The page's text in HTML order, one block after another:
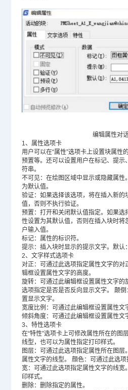
编辑属性对
1、属性选项卡
用户可以在“属性”选项卡上设置块属性
预置等。还可以设置用户在标记、提示
符串。
不可见：在绘图区域中显示或隐藏属性
为默认值。
验证：如果选择该选项，将在插入新的
值，否则不执行验证。
预置：打开和关闭默认值指定。如果选
性设置为其默认值，否则在插入块时将
户输入值。
标记：属性的标识符。
提示：插入块时显示的提示文字。默认
2、文字样式选项卡
对正：可通过此选项指定属性文字的对
辑框设置属性文字的高度。
旋转：可通过此编辑框设置属性文字的
选项指定是否是否反向显示文字。 颠
置显示文字。
宽度比例：可通过此编辑框设置属性文
倾斜角度：可通过此编辑框设置属性文
3、特性选项卡
在“特性”选项卡上可修改属性所在的图
线型，也可以为属性指定打印样式。
图层：可通过此选项指定属性所在图层
属性文字的线型。 顔色：可通过此选
宽：可通过此选项指定属性文字的线宽
印样式。
删除：删除指定的属性。